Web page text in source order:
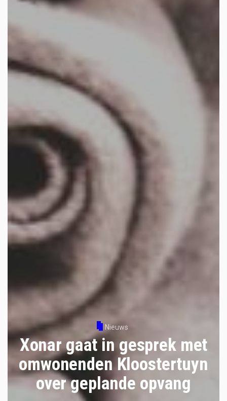
Nieuws
Xonar gaat in gesprek met
omwonenden Kloostertuyn
over geplande opvang